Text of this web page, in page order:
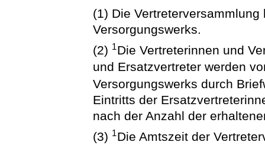
(1) Die
Versorgungswerks.
(2) 1Die Vertreterinnen und
und Ersatzvertreter werden
Versorgungswerks durch
Eintritts der
nach der Anzahl der
(3) 1Die Amtszeit der